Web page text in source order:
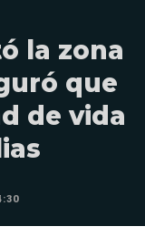
la zona
que
de vida